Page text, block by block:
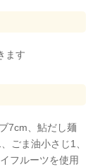
ます
7cm、鮎だし麺
ごま油小さじ1、
フルーツを使用